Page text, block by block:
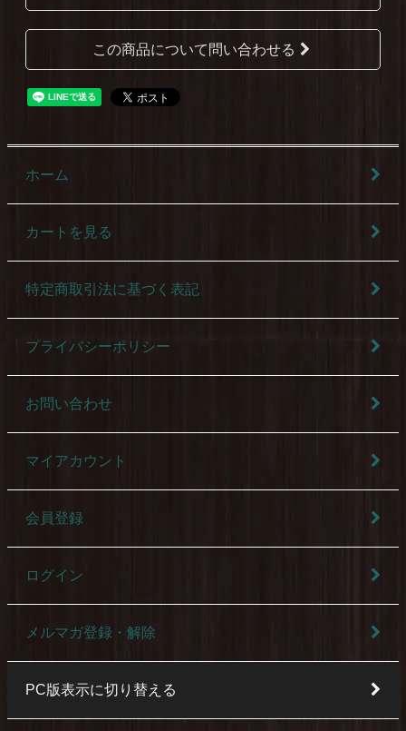
この商品について問い合わせる
ホーム
カートを見る
特定商取引法に基づく表記
プライバシーポリシー
お問い合わせ
マイアカウント
会員登録
ログイン
メルマガ登録・解除
PC版表示に切り替える